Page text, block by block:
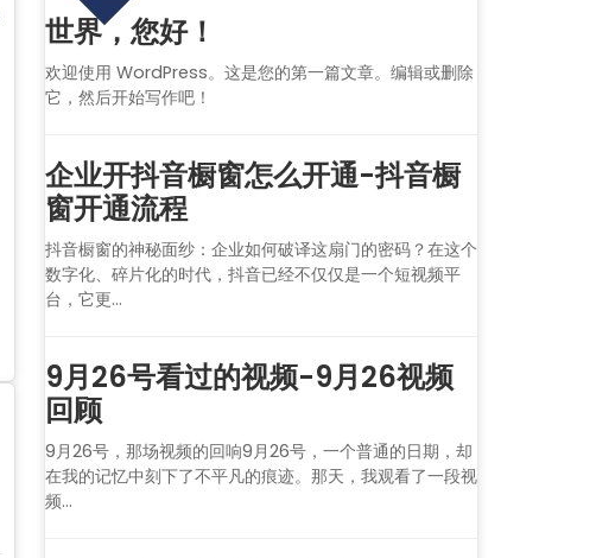
世界，您好！
欢迎使用 WordPress。这是您的第一篇文章。编辑或删除
它，然后开始写作吧！
企业开抖音橱窗怎么开通-抖音橱
窗开通流程
抖音橱窗的神秘面纱：企业如何破译这扇门的密码？在这个
数字化、碎片化的时代，抖音已经不仅仅是一个短视频平
台，它更...
9月26号看过的视频-9月26视频
回顾
9月26号，那场视频的回响9月26号，一个普通的日期，却
在我的记忆中刻下了不平凡的痕迹。那天，我观看了一段视
频...